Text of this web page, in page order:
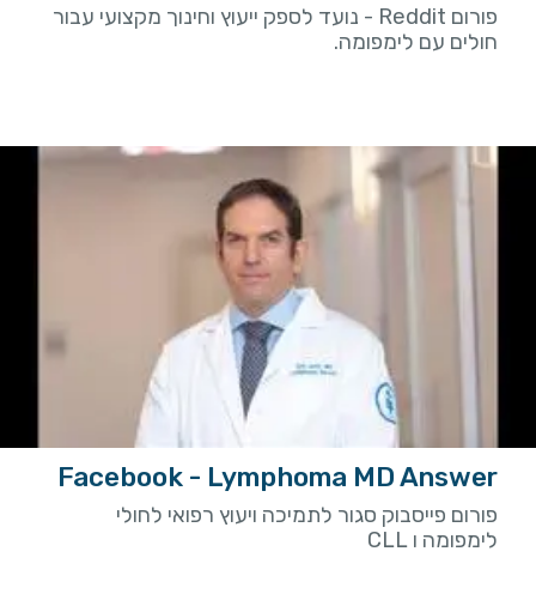
פורום Reddit - נועד לספק ייעוץ וחינוך מקצועי עבור
חולים עם לימפומה.
Facebook - Lymphoma MD Answer
פורום פייסבוק סגור לתמיכה ויעוץ רפואי לחולי
לימפומה ו CLL